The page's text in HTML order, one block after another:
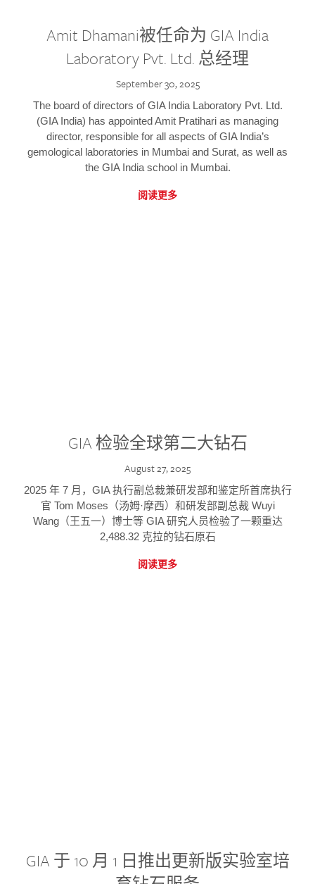
Amit Dhamani被任命为 GIA India
Laboratory Pvt. Ltd. 总经理
September 30, 2025
The board of directors of GIA India Laboratory Pvt. Ltd.
(GIA India) has appointed Amit Pratihari as managing
director, responsible for all aspects of GIA India’s
gemological laboratories in Mumbai and Surat, as well as
the GIA India school in Mumbai.
阅读更多
GIA 检验全球第二大钻石
August 27, 2025
2025 年 7 月，GIA 执行副总裁兼研发部和鉴定所首席执行
官 Tom Moses（汤姆·摩西）和研发部副总裁 Wuyi
Wang（王五一）博士等 GIA 研究人员检验了一颗重达
2,488.32 克拉的钻石原石
阅读更多
GIA 于 10 月 1 日推出更新版实验室培